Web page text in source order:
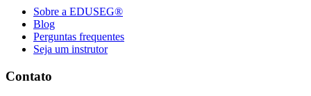
Sobre a EDUSEG®
Blog
Perguntas frequentes
Seja um instrutor
Contato